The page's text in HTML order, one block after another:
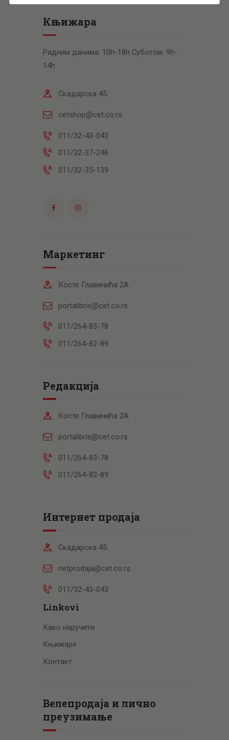
Књижара
Радним данима: 10h-18h Суботом: 9h-
14h
Скадарска 45
cetshop@cet.co.rs
011/32-43-043
011/32-37-246
011/32-35-139
Маркетинг
Косте Главинића 2А
portalibris@cet.co.rs
011/264-83-78
011/264-82-89
Редакција
Косте Главинића 2А
portalibris@cet.co.rs
011/264-83-78
011/264-82-89
Интернет продаја
Скадарска 45
netprodaja@cet.co.rs
011/32-43-043
Linkovi
Како наручити
Књижаре
Контакт
Велепродаја и лично
преузимање